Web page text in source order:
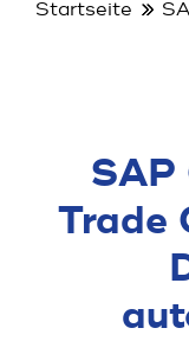
Startseite
SAP
Trade